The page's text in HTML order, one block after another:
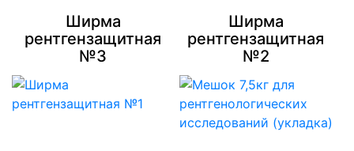
Ширма
рентгензащитная
№3
Ширма
рентгензащитная
№2